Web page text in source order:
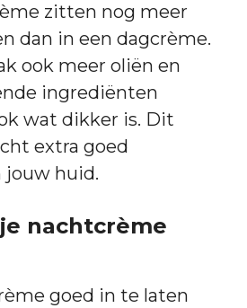
zitten nog meer
dan in een dagcrème.
ook meer oliën en
ingrediënten
wat dikker is. Dit
extra goed
jouw huid.
nachtcrème
goed in te laten